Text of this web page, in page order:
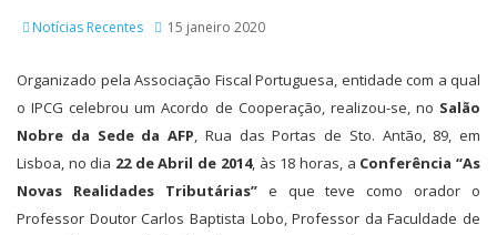
Notícias Recentes 15 janeiro 2020
Organizado pela Associação Fiscal Portuguesa, entidade com a qual
o IPCG celebrou um Acordo de Cooperação, realizou-se, no Salão
Nobre da Sede da AFP, Rua das Portas de Sto. Antão, 89, em
Lisboa, no dia 22 de Abril de 2014, às 18 horas, a Conferência “As
Novas Realidades Tributárias”e que teve como orador o
Professor Doutor Carlos Baptista Lobo, Professor da Faculdade de